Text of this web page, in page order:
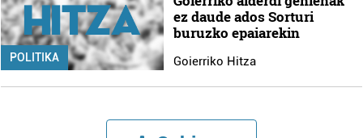
POLITIKA
ez daude ados Sorturi
buruzko epaiarekin
Goierriko Hitza